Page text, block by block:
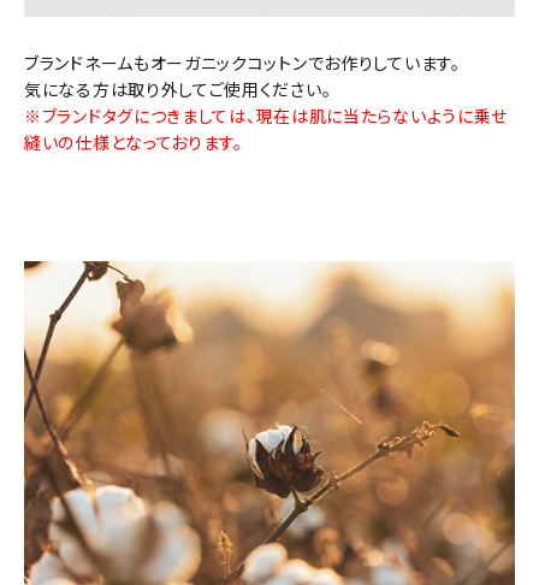
ブランドネームもオーガニックコットンでお作りしています。
気になる方は取り外してご使用ください。
※ブランドタグにつきましては、現在は肌に当たらないように乗せ
縫いの仕様となっております。